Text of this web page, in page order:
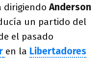
dirigiendoAnderson
un partido del
el pasado
en la Libertadores